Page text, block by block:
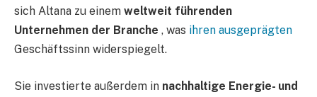
sich Altana zu einem weltweit führenden
Unternehmen der Branche , was ihren ausgeprägten
Geschäftssinn widerspiegelt.
Sie investierte außerdem in nachhaltige Energie- und